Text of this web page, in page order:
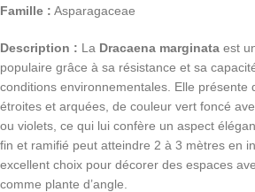
Famille : Asparagaceae
Description : La Dracaena marginata est
populaire grâce à sa résistance et sa
conditions environnementales. Elle présente
étroites et arquées, de couleur vert foncé
ou violets, ce qui lui confère un aspect
fin et ramifié peut atteindre 2 à 3 mètres en
excellent choix pour décorer des espaces
comme plante d’angle.